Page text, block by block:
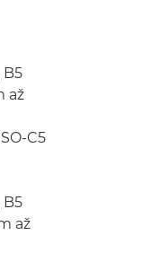
B5
až
C5
B5
až